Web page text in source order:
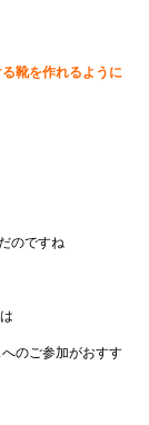
靴を作れるように
のですね
のご参加がおすす